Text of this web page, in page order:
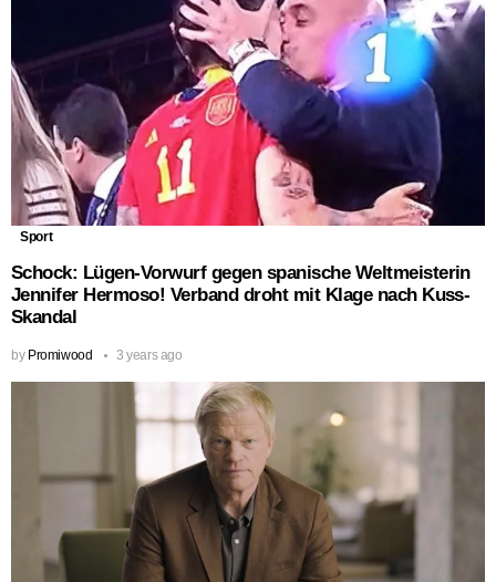
Sport
Schock: Lügen-Vorwurf gegen spanische Weltmeisterin
Jennifer Hermoso! Verband droht mit Klage nach Kuss-
Skandal
by Promiwood 3 years ago